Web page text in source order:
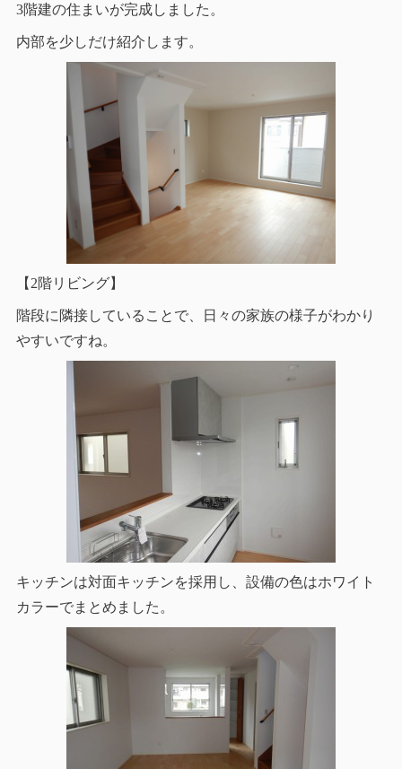
3階建の住まいが完成しました。
内部を少しだけ紹介します。
【2階リビング】
階段に隣接していることで、日々の家族の様子がわかり
やすいですね。
キッチンは対面キッチンを採用し、設備の色はホワイト
カラーでまとめました。